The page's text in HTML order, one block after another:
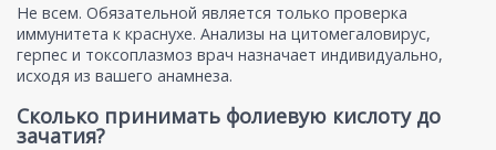
Не всем. Обязательной является только проверка
иммунитета к краснухе. Анализы на цитомегаловирус,
герпес и токсоплазмоз врач назначает индивидуально,
исходя из вашего анамнеза.
Сколько принимать фолиевую кислоту до
зачатия?